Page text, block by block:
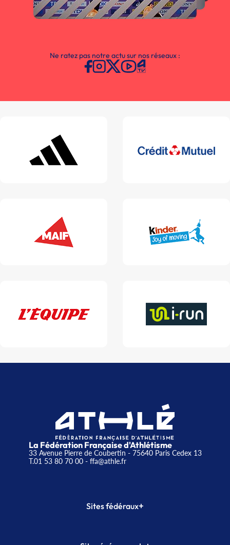
Ne ratez pas notre actu sur nos réseaux :
La Fédération Française d'Athlétisme
33 Avenue Pierre de Coubertin - 75640 Paris Cedex 13
T.01 53 80 70 00- ffa@athle.fr
Sites fédéraux+